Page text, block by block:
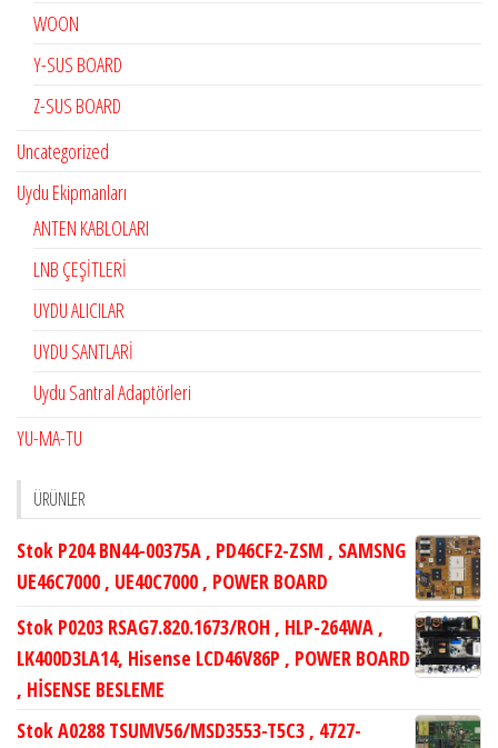
WOON
Y-SUS BOARD
Z-SUS BOARD
Uncategorized
Uydu Ekipmanları
ANTEN KABLOLARI
LNB ÇEŞİTLERİ
UYDU ALICILAR
UYDU SANTLARİ
Uydu Santral Adaptörleri
YU-MA-TU
ÜRÜNLER
Stok P204 BN44-00375A , PD46CF2-ZSM , SAMSNG
UE46C7000 , UE40C7000 , POWER BOARD
Stok P0203 RSAG7.820.1673/ROH , HLP-264WA ,
LK400D3LA14, Hisense LCD46V86P , POWER BOARD
, HİSENSE BESLEME
Stok A0288 TSUMV56/MSD3553-T5C3 , 4727-